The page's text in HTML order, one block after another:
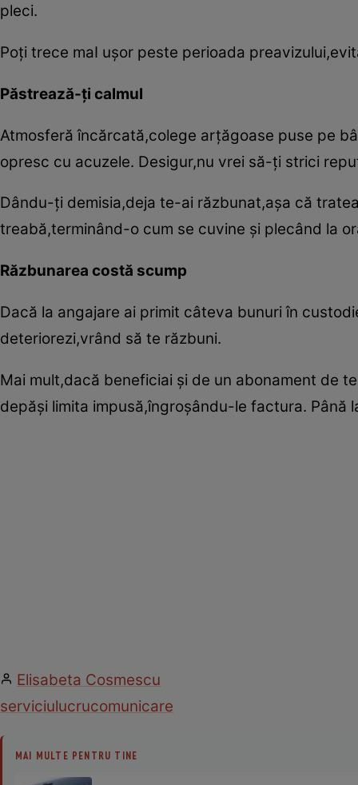
pleci.
Poţi trece maI uşor peste perioada
Păstrează-ţi calmul
Atmosferă încărcată,colege arţăgoase puse pe
opresc cu acuzele. Desigur,nu vrei să-ţi strici
Dându-ţi demisia,deja te-ai răzbunat,aşa că
treabă,terminând-o cum se cuvine şi plecând la
Răzbunarea costă scump
Dacă la angajare ai primit câteva bunuri în
deteriorezi,vrând să te răzbuni.
Mai mult,dacă beneficiai şi de un abonament de
depăşi limita impusă,îngroşându-le factura.
Elisabeta Cosmescu
serviciulucrucomunicare
MAI MULTE PENTRU TINE